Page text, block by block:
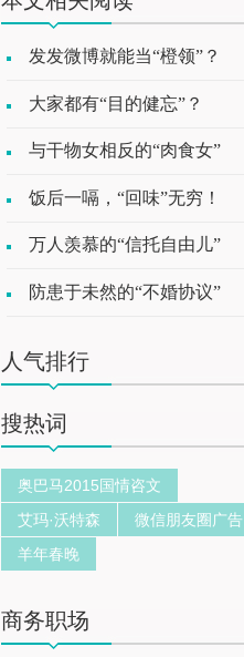
发发微博就能当“橙领”？
大家都有“目的健忘”？
与干物女相反的“肉食女”
饭后一嗝，“回味”无穷！
万人羡慕的“信托自由儿”
防患于未然的“不婚协议”
人气排行
搜热词
奥巴马2015国情咨文
艾玛·沃特森
微信朋友圈广告
羊年春晚
商务职场